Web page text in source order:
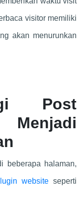
visitor memiliki
akan menurunkan
Post
beberapa halaman,
website seperti